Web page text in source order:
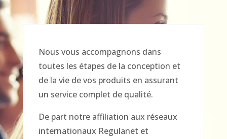
Nous vous accompagnons dans
toutes les étapes de la conception et
de la vie de vos produits en assurant
un service complet de qualité.
De part notre affiliation aux réseaux
internationaux Regulanet et